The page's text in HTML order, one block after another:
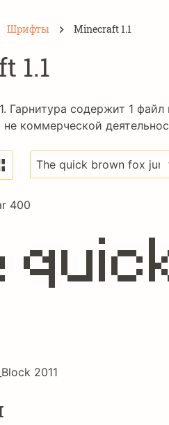
Шрифты Minecraft 1.1
1.1
Гарнитура содержит 1
коммерческой
400
2011